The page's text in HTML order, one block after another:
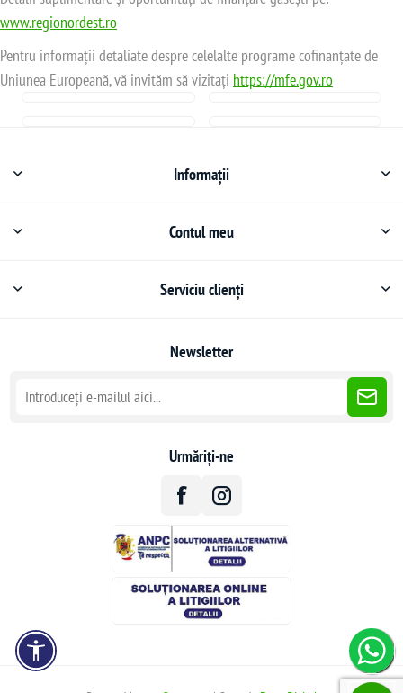
www.regionordest.ro
Pentru informații detaliate despre celelalte programe cofinanțate de
Uniunea Europeană, vă invităm să vizitați https://mfe.gov.ro
Informații
Contul meu
Serviciu clienți
Newsletter
Urmăriți-ne